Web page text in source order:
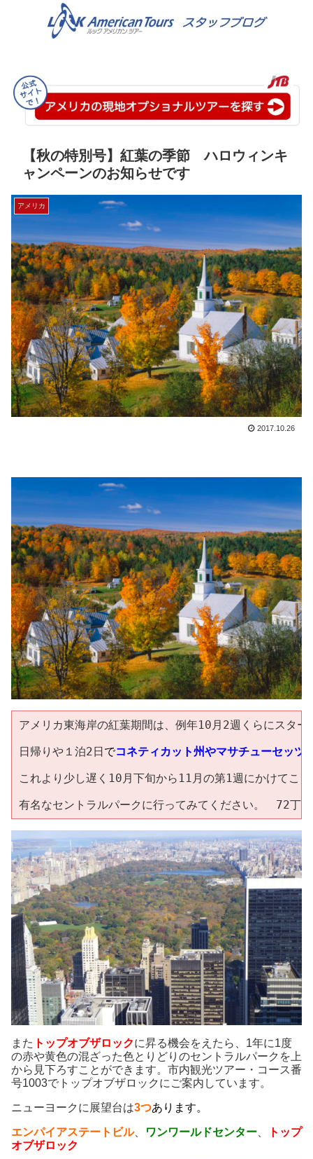
【秋の特別号】紅葉の季節 ハロウィンキ
ャンペーンのお知らせです
アメリカ
2017.10.26
アメリカ東海岸の紅葉期間は、例年10月2週くらにスタ
日帰りや１泊2日でコネティカット州やマサチューセッツ
これより少し遅く10月下旬から11月の第1週にかけてこ
有名なセントラルパークに行ってみてください。　72丁
また トップオブザロックに昇る機会をえたら、1年に1度
の赤や黄色の混ざった色とりどりのセントラルパークを上
から見下ろすことができます。市内観光ツアー・コース番
号1003でトップオブザロックにご案内しています。
ニューヨークに展望台は3つあります。
エンパイアステートビル、 ワンワールドセンター
トップ
オブザロック